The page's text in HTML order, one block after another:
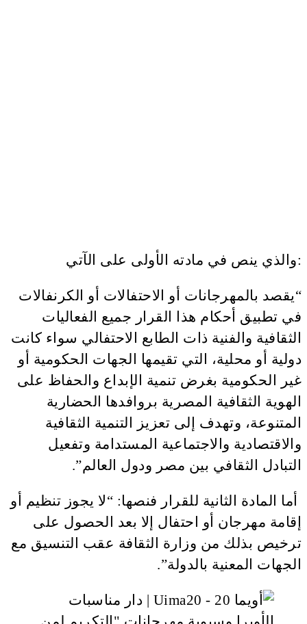
والذي ينص في مادته الأولى على الآتي:
“يقصد بالمهرجانات أو الاحتفالات أو الكرنفالات
في تطبيق أحكام هذا القرار جميع الفعاليات
الثقافية والفنية ذات الطابع الاحتفالي سواء كانت
دولية أو محلية، التي تقيمها الجهات الحكومية أو
غير الحكومية بغرض تنمية الإبداع والحفاظ على
الهوية الثقافية المصرية بروافدها الحضارية
المتنوعة، وتهدف إلى تعزيز التنمية الثقافية
والاقتصادية والاجتماعية المستدامة وتفعيل
التبادل الثقافي بين مصر ودول العالم”.
أما المادة الثانية للقرار فنصها: “لا يجوز تنظيم أو
إقامة مهرجان أو احتفال إلا بعد الحصول على
ترخيص بذلك من وزارة الثقافة عقب التنسيق مع
الجهات المعنية بالدولة”.